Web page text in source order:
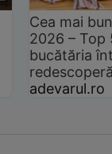
Cea mai
2026 –
bucătăria
adevarul.ro